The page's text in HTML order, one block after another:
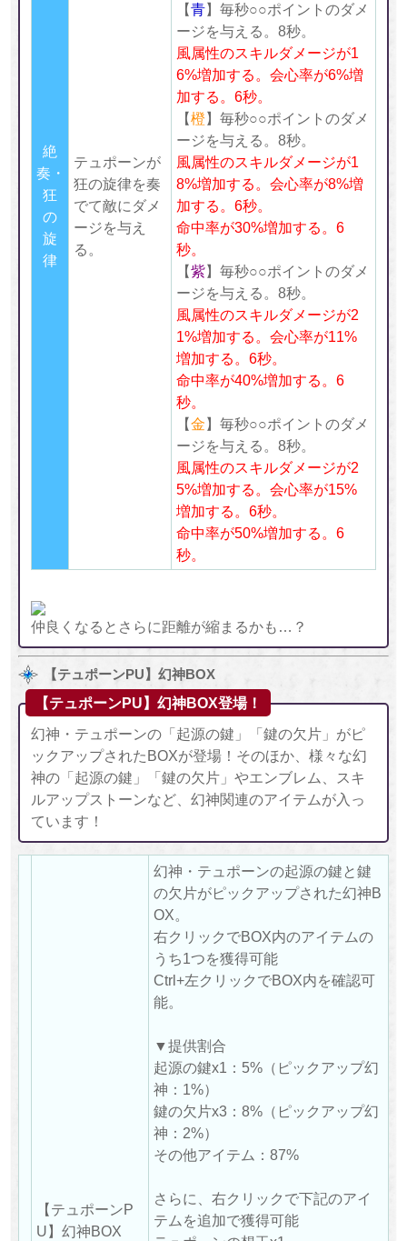
絶
奏・
狂
の
旋
律
テュポーンが
狂の旋律を奏
でて敵にダメ
ージを与え
る。
【青】毎秒○○ポイントのダメ
ージを与える。8秒。
風属性のスキルダメージが1
6%増加する。会心率が6%増
加する。 6秒。
【橙】毎秒○○ポイントのダメ
ージを与える。8秒。
風属性のスキルダメージが1
8%増加する。会心率が8%増
加する。 6秒。
命中率が30%増加する。6
秒。
【紫】毎秒○○ポイントのダメ
ージを与える。8秒。
風属性のスキルダメージが2
1%増加する。会心率が11%
増加する。 6秒。
命中率が40%増加する。6
秒。
【金】毎秒○○ポイントのダメ
ージを与える。8秒。
風属性のスキルダメージが2
5%増加する。会心率が15%
増加する。 6秒。
命中率が50%増加する。6
秒。
仲良くなるとさらに距離が縮まるかも…？
【テュポーンPU】幻神BOX
【テュポーンPU】幻神BOX登場！
幻神・テュポーンの「起源の鍵」「鍵の欠片」がピ
ックアップされたBOXが登場！そのほか、様々な幻
神の「起源の鍵」「鍵の欠片」やエンブレム、スキ
ルアップストーンなど、幻神関連のアイテムが入っ
ています！
【テュポーンP
U】幻神BOX
幻神・テュポーンの起源の鍵と鍵
の欠片がピックアップされた幻神B
OX。
右クリックでBOX内のアイテムの
うち1つを獲得可能
Ctrl+左クリックでBOX内を確認可
能。
▼提供割合
起源の鍵x1：5%（ピックアップ幻
神：1%）
鍵の欠片x3：8%（ピックアップ幻
神：2%）
その他アイテム：87%
さらに、右クリックで下記のアイ
テムを追加で獲得可能